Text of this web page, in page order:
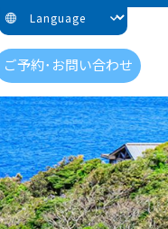
ご予約･お問い合わせ